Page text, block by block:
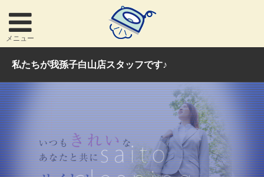
メニュー
私たちが我孫子白山店スタッフです♪